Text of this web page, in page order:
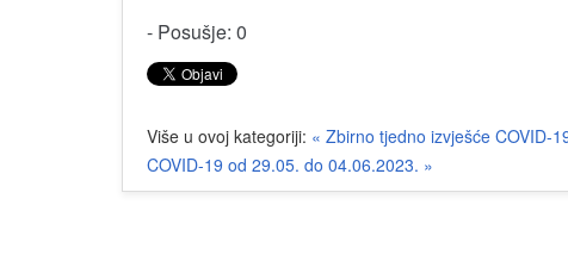
- Posušje: 0
Više u ovoj kategoriji: « Zbirno tjedno izvješće COVID-
COVID-19 od 29.05. do 04.06.2023. »